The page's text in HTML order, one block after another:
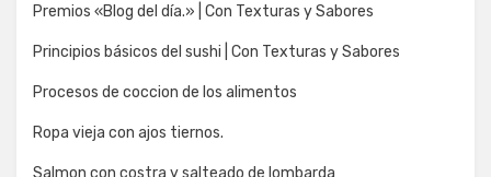
Premios «Blog del día.» | Con Texturas y Sabores
Principios básicos del sushi | Con Texturas y Sabores
Procesos de coccion de los alimentos
Ropa vieja con ajos tiernos.
Salmon con costra y salteado de lombarda